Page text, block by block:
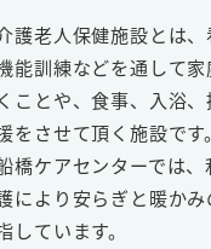
護老人保健施設とは
能訓練などを通して
ことや、食事、入浴
をさせて頂く施設です。
橋ケアセンターでは
により安らぎと暖か
しています。